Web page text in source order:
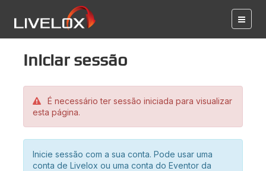
Iniciar sessão
É necessário ter sessão iniciada para visualizar
esta página.
Inicie sessão com a sua conta. Pode usar uma
conta de Livelox ou uma conta do Eventor da